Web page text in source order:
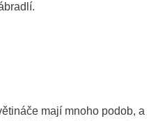
mají mnoho podob, a